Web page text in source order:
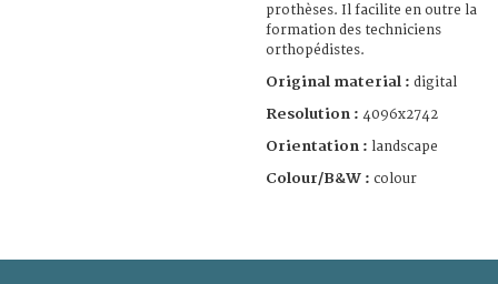
prothèses. Il facilite en outre la
formation des techniciens
orthopédistes.
Original material : digital
Resolution : 4096x2742
Orientation : landscape
Colour/B&W : colour